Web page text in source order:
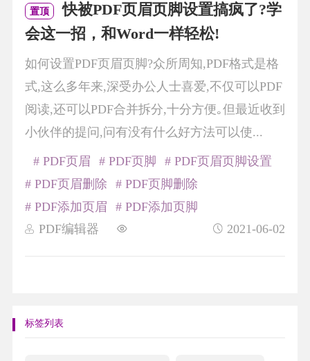
置顶
快被PDF页眉页脚设置搞疯了?学
会这一招，和Word一样轻松!
如何设置PDF页眉页脚?众所周知,PDF格式是格
式,这么多年来,深受办公人士喜爱,不仅可以PDF
阅读,还可以PDF合并拆分,十分方便｡但最近收到
小伙伴的提问,问有没有什么好方法可以使...
PDF编辑器 2021-06-02
# PDF页眉 # PDF页脚
# PDF页眉页脚设置
# PDF页眉删除
# PDF页脚删除
# PDF添加页眉
# PDF添加页脚
标签列表